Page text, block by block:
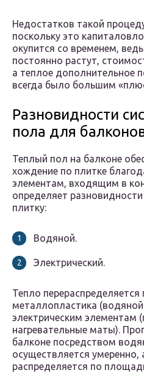
Недостатков такой
поскольку это
окупится со временем,
постоянно растут,
а теплое дополнительное
всегда было большим
Разновидности
пола для
Теплый пол на балконе
хождение по плитке
элементам, входящим в
определяет
плитку:
Водяной.
Электрический.
Тепло перераспределяется
металлопластика
электрическим элементам
нагревательные маты).
балконе посредством
осуществляется умеренно,
распределяется по